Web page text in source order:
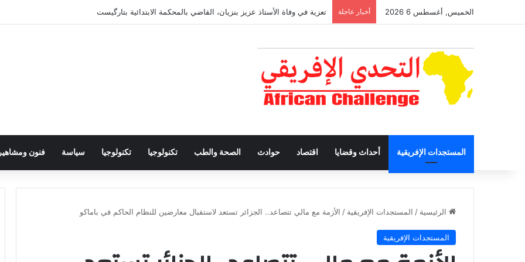
الخميس, أغسطس 6 2026 أخبار عاجلة تعزية في وفاة الأستاذ عزيز بنزيان، القاضي بالمحكمة الابتدائية بتارگيست
المستجدات الإفريقية أحداث وقضايا اقتصاد حوادث الصحة والطب تكنولوجيا تكنولوجيا سياسة فنون ومشاهير
الرئيسية / المستجدات الإفريقية / الأزمة مع مالي تتصاعد.. الجزائر تستعد لاستقبال معارضين للنظام الحاكم في باماكو
المستجدات الإفريقية